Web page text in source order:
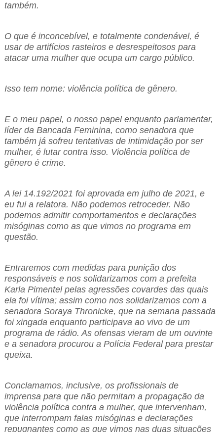
também.
O que é inconcebível, e totalmente condenável, é
usar de artifícios rasteiros e desrespeitosos para
atacar uma mulher que ocupa um cargo público.
Isso tem nome: violência política de gênero.
E o meu papel, o nosso papel enquanto parlamentar,
líder da Bancada Feminina, como senadora que
também já sofreu tentativas de intimidação por ser
mulher, é lutar contra isso. Violência política de
gênero é crime.
A lei 14.192/2021 foi aprovada em julho de 2021, e
eu fui a relatora. Não podemos retroceder. Não
podemos admitir comportamentos e declarações
misóginas como as que vimos no programa em
questão.
Entraremos com medidas para punição dos
responsáveis e nos solidarizamos com a prefeita
Karla Pimentel pelas agressões covardes das quais
ela foi vítima; assim como nos solidarizamos com a
senadora Soraya Thronicke, que na semana passada
foi xingada enquanto participava ao vivo de um
programa de rádio. As ofensas vieram de um ouvinte
e a senadora procurou a Polícia Federal para prestar
queixa.
Conclamamos, inclusive, os profissionais de
imprensa para que não permitam a propagação da
violência política contra a mulher, que intervenham,
que interrompam falas misóginas e declarações
repugnantes como as que vimos nas duas situações